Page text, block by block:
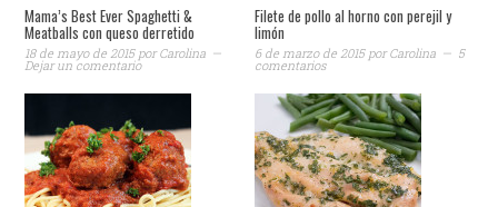
Mama’s Best Ever Spaghetti &
Meatballs con queso derretido
18 de mayo de 2015porCarolina
Dejar un comentario
Filete de pollo al horno con perejil y
limón
6 de marzo de 2015porCarolina 5
comentarios